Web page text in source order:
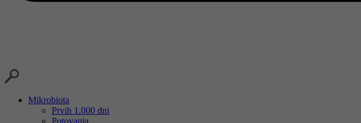
Mikrobiota
Prvih 1.000 dni
Potovanja